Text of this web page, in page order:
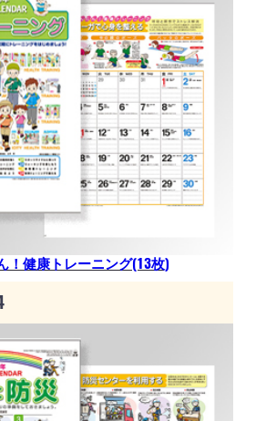
！健康トレーニング(13枚)